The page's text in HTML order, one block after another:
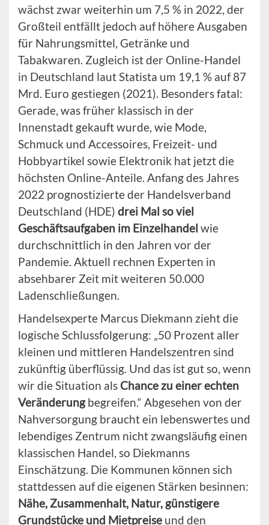
wächst zwar weiterhin um 7,5 % in 2022, der
Großteil entfällt jedoch auf höhere Ausgaben
für Nahrungsmittel, Getränke und
Tabakwaren. Zugleich ist der Online-Handel
in Deutschland laut Statista um 19,1 % auf 87
Mrd. Euro gestiegen (2021). Besonders fatal:
Gerade, was früher klassisch in der
Innenstadt gekauft wurde, wie Mode,
Schmuck und Accessoires, Freizeit- und
Hobbyartikel sowie Elektronik hat jetzt die
höchsten Online-Anteile. Anfang des Jahres
2022 prognostizierte der Handelsverband
Deutschland (HDE) drei Mal so viel
Geschäftsaufgaben im Einzelhandel wie
durchschnittlich in den Jahren vor der
Pandemie. Aktuell rechnen Experten in
absehbarer Zeit mit weiteren 50.000
Ladenschließungen.
Handelsexperte Marcus Diekmann zieht die
logische Schlussfolgerung: „50 Prozent aller
kleinen und mittleren Handelszentren sind
zukünftig überflüssig. Und das ist gut so, wenn
wir die Situation als Chance zu einer echten
Veränderungbegreifen.“ Abgesehen von der
Nahversorgung braucht ein lebenswertes und
lebendiges Zentrum nicht zwangsläufig einen
klassischen Handel, so Diekmanns
Einschätzung. Die Kommunen können sich
stattdessen auf die eigenen Stärken besinnen:
Nähe, Zusammenhalt, Natur, günstigere
Grundstücke und Mietpreise und den